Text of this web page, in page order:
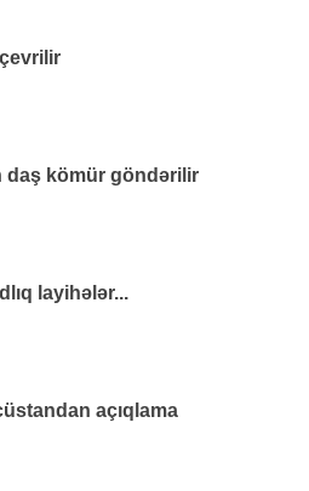
daş kömür göndərilir
layihələr...
açıqlama